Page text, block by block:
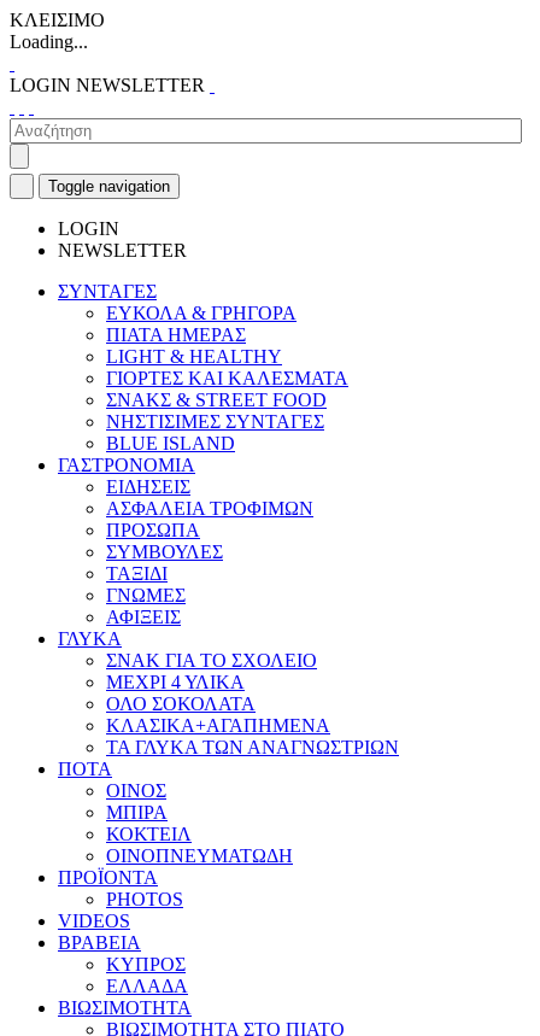
ΚΛΕΙΣΙΜΟ
Loading...
LOGIN NEWSLETTER
Toggle navigation
LOGIN
NEWSLETTER
ΣΥΝΤΑΓΕΣ
ΕΥΚΟΛΑ & ΓΡΗΓΟΡΑ
ΠΙΑΤΑ ΗΜΕΡΑΣ
LIGHT & HEALTHY
ΓΙΟΡΤΕΣ ΚΑΙ ΚΑΛΕΣΜΑΤΑ
ΣΝΑΚΣ & STREET FOOD
ΝΗΣΤΙΣΙΜΕΣ ΣΥΝΤΑΓΕΣ
BLUE ISLAND
ΓΑΣΤΡΟΝΟΜΙΑ
ΕΙΔΗΣΕΙΣ
ΑΣΦΑΛΕΙΑ ΤΡΟΦΙΜΩΝ
ΠΡΟΣΩΠΑ
ΣΥΜΒΟΥΛΕΣ
ΤΑΞΙΔΙ
ΓΝΩΜΕΣ
ΑΦΙΞΕΙΣ
ΓΛΥΚΑ
ΣΝΑΚ ΓΙΑ ΤΟ ΣΧΟΛΕΙΟ
ΜΕΧΡΙ 4 ΥΛΙΚΑ
ΟΛΟ ΣΟΚΟΛΑΤΑ
ΚΛΑΣΙΚΑ+ΑΓΑΠΗΜΕΝΑ
ΤΑ ΓΛΥΚΑ ΤΩΝ ΑΝΑΓΝΩΣΤΡΙΩΝ
ΠΟΤΑ
ΟΙΝΟΣ
ΜΠΙΡΑ
ΚΟΚΤΕΙΛ
ΟΙΝΟΠΝΕΥΜΑΤΩΔΗ
ΠΡΟΪΟΝΤΑ
PHOTOS
VIDEOS
ΒΡΑΒΕΙΑ
ΚΥΠΡΟΣ
ΕΛΛΑΔΑ
ΒΙΩΣΙΜΟΤΗΤΑ
ΒΙΩΣΙΜΟΤΗΤΑ ΣΤΟ ΠΙΑΤΟ